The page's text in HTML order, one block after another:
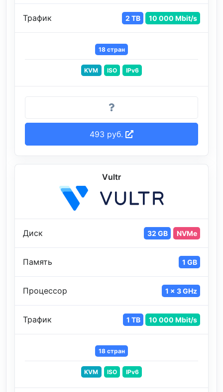
Трафик 2 TB 10 000 Mbit/s
18 стран
KVM ISO IPv6
493 руб.
Vultr
Диск 32 GB NVMe
Память 1 GB
Процессор 1 x 3 GHz
Трафик 1 TB 10 000 Mbit/s
18 стран
KVM ISO IPv6